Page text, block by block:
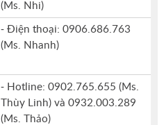
(Ms. Nhi)
- Điện thoại: 0906.686.763
(Ms. Nhanh)
- Hotline: 0902.765.655 (Ms.
Thùy Linh) và 0932.003.289
(Ms. Thảo)